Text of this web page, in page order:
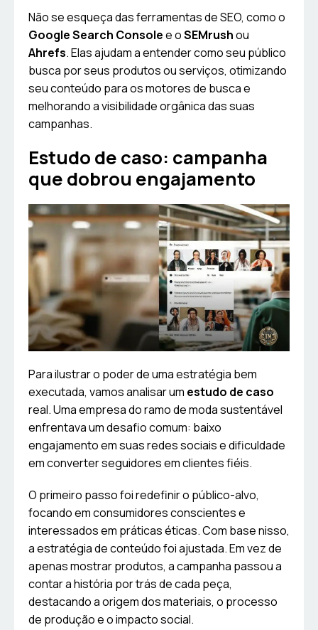
Não se esqueça das ferramentas de SEO, como o
Google Search Consolee oSEMrushou
Ahrefs. Elas ajudam a entender como seu público
busca por seus produtos ou serviços, otimizando
seu conteúdo para os motores de busca e
melhorando a visibilidade orgânica das suas
campanhas.
Estudo de caso: campanha
que dobrou engajamento
Para ilustrar o poder de uma estratégia bem
executada, vamos analisar um estudo de caso
real. Uma empresa do ramo de moda sustentável
enfrentava um desafio comum: baixo
engajamento em suas redes sociais e dificuldade
em converter seguidores em clientes fiéis.
O primeiro passo foi redefinir o público-alvo,
focando em consumidores conscientes e
interessados em práticas éticas. Com base nisso,
a estratégia de conteúdo foi ajustada. Em vez de
apenas mostrar produtos, a campanha passou a
contar a história por trás de cada peça,
destacando a origem dos materiais, o processo
de produção e o impacto social.